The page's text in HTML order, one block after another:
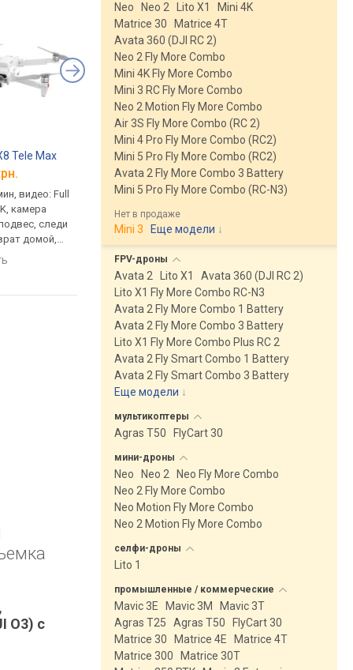
Tele Max
видео: Full
камера
следи
домой,
полета,
вес 748 г
Potensic Atom Fly More Combo
от 22 999 грн.
полет до 32 мин, видео: Full
HD, Quad HD, камера
встроенная, стабилизация,
подвес, следи за мной,
возврат домой, план
полета, складываемый, вес
сравнить
Xiaomi Fimi X8 SE
от 23 500 грн.
полет до 35 мин,
складываемый, вес
O3) с
Neo Neo 2 Lito X1
Mini 4K
Matrice 30
Matrice 4T
Avata 360 (DJI RC 2)
Neo 2 Fly More Combo
Mini 4K Fly More Combo
Mini 3 RC Fly More Combo
Neo 2 Motion Fly More Combo
Air 3S Fly More Combo (RC 2)
Mini 4 Pro Fly More Combo (RC2)
Mini 5 Pro Fly More Combo (RC2)
Avata 2 Fly More Combo 3 Battery
Mini 5 Pro Fly More Combo (RC-N3)
Нет в продаже
Mini 3 Еще модели ↓
FPV-дроны
Avata 2 Lito X1
Avata 360 (DJI RC 2)
Lito X1 Fly More Combo RC-N3
Avata 2 Fly More Combo 1 Battery
Avata 2 Fly More Combo 3 Battery
Lito X1 Fly More Combo Plus RC 2
Avata 2 Fly Smart Combo 1 Battery
Avata 2 Fly Smart Combo 3 Battery
Еще модели ↓
мультикоптеры
Agras T50 FlyCart 30
мини-дроны
Neo Neo 2
Neo Fly More Combo
Neo 2 Fly More Combo
Neo Motion Fly More Combo
Neo 2 Motion Fly More Combo
селфи-дроны
Lito 1
промышленные / коммерческие
Mavic 3E Mavic 3M
Mavic 3T
Agras T25
Agras T50
FlyCart 30
Matrice 30
Matrice 4E
Matrice 4T
Matrice 300
Matrice 30T